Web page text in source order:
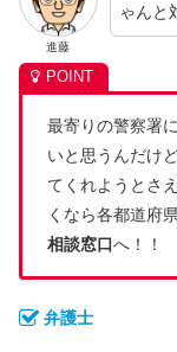
進藤
ゃんと
最寄りの警察署
いと思うんだけ
てくれようとさ
くなら各都道府
相談窓口へ！！
弁護士